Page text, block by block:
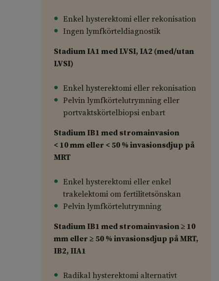
Enkel hysterektomi eller rekonisation
Ingen lymfkörteldiagnostik
Stadium IA1 med LVSI, IA2 (med/utan
LVSI)
Enkel hysterektomi eller rekonisation
Pelvin lymfkörtelutrymning eller
portvaktskörtelbiopsi enbart
Stadium IB1 med stromainvasion
< 10 mm eller < 50 % invasionsdjup på
MRT
Enkel hysterektomi eller enkel
trakelektomi om fertilitetsönskan
Pelvin lymfkörtelutrymning
Stadium IB1 med stromainvasion ≥ 10
mm eller ≥ 50 % invasionsdjup på MRT,
IB2, IIA1
Radikal hysterektomi alternativt